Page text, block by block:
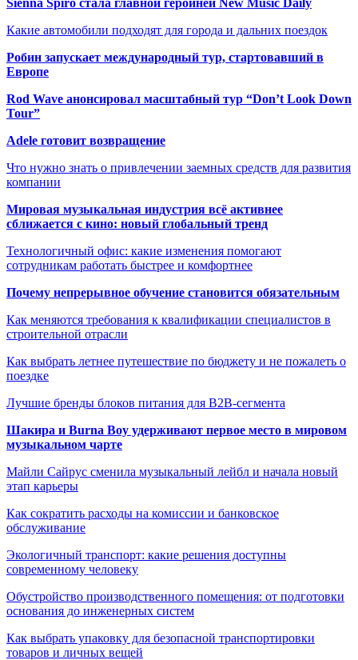
Sienna Spiro стала главной героиней New Music Daily
Какие автомобили подходят для города и дальних поездок
Робин запускает международный тур, стартовавший в
Европе
Rod Wave анонсировал масштабный тур “Don’t Look Down
Tour”
Adele готовит возвращение
Что нужно знать о привлечении заемных средств для развития
компании
Мировая музыкальная индустрия всё активнее
сближается с кино: новый глобальный тренд
Технологичный офис: какие изменения помогают
сотрудникам работать быстрее и комфортнее
Почему непрерывное обучение становится обязательным
Как меняются требования к квалификации специалистов в
строительной отрасли
Как выбрать летнее путешествие по бюджету и не пожалеть о
поездке
Лучшие бренды блоков питания для B2B-сегмента
Шакира и Burna Boy удерживают первое место в мировом
музыкальном чарте
Майли Сайрус сменила музыкальный лейбл и начала новый
этап карьеры
Как сократить расходы на комиссии и банковское
обслуживание
Экологичный транспорт: какие решения доступны
современному человеку
Обустройство производственного помещения: от подготовки
основания до инженерных систем
Как выбрать упаковку для безопасной транспортировки
товаров и личных вещей